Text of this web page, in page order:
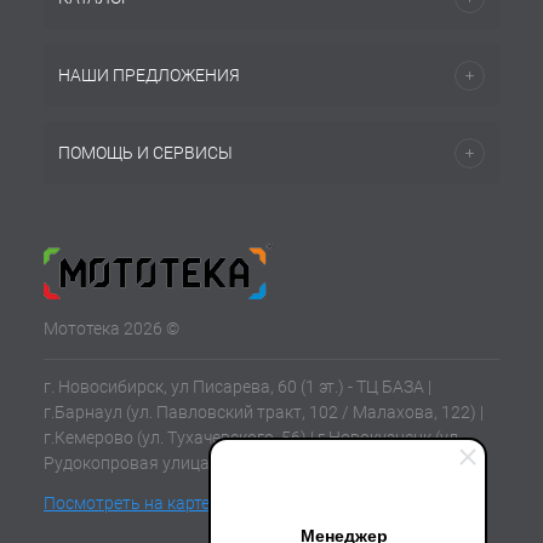
Менеджер
НАШИ ПРЕДЛОЖЕНИЯ
ПОМОЩЬ И СЕРВИСЫ
Мототека 2026 ©
г. Новосибирск, ул Писарева, 60 (1 эт.) - ТЦ БАЗА |
г.Барнаул (ул. Павловский тракт, 102 / Малахова, 122) |
г.Кемерово (ул. Тухачевского, 56) | г.Новокузнецк (ул.
Рудокопровая улица, 21) | г.Томск (ул. Клюева, 11В)
Посмотреть на карте